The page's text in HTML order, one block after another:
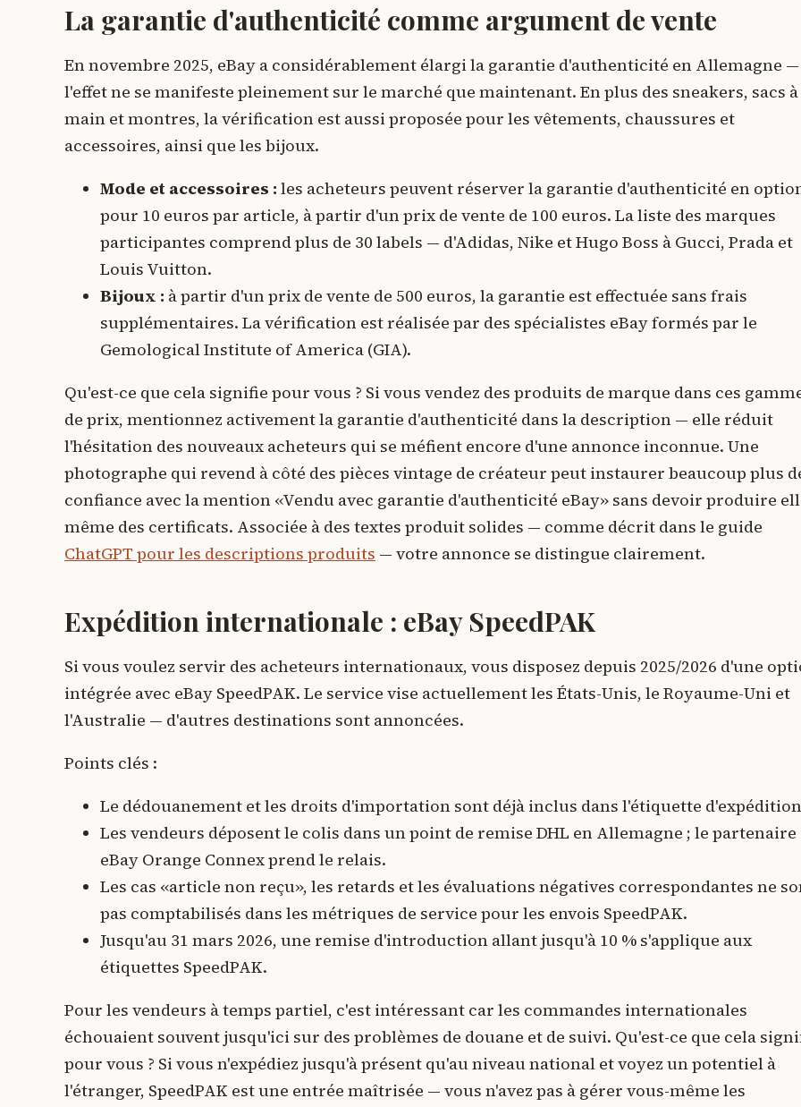
La garantie d'authenticité comme argument de vente
En novembre 2025, eBay a considérablement élargi la garantie d'authenticité en Allemagne
l'effet ne se manifeste pleinement sur le marché que maintenant. En plus des sneakers, sacs à
main et montres, la vérification est aussi proposée pour les vêtements, chaussures et
accessoires, ainsi que les bijoux.
Mode et accessoires : les acheteurs peuvent réserver la garantie d'authenticité en
pour 10 euros par article, à partir d'un prix de vente de 100 euros. La liste des marques
participantes comprend plus de 30 labels — d'Adidas, Nike et Hugo Boss à Gucci, Prada et
Louis Vuitton.
Bijoux : à partir d'un prix de vente de 500 euros, la garantie est effectuée sans frais
supplémentaires. La vérification est réalisée par des spécialistes eBay formés par le
Gemological Institute of America (GIA).
Qu'est-ce que cela signifie pour vous ? Si vous vendez des produits de marque dans ces
de prix, mentionnez activement la garantie d'authenticité dans la description — elle réduit
l'hésitation des nouveaux acheteurs qui se méfient encore d'une annonce inconnue. Une
photographe qui revend à côté des pièces vintage de créateur peut instaurer beaucoup plus
confiance avec la mention «Vendu avec garantie d'authenticité eBay» sans devoir produire
même des certificats. Associée à des textes produit solides — comme décrit dans le guide
ChatGPT pour les descriptions produits — votre annonce se distingue clairement.
Expédition internationale : eBay SpeedPAK
Si vous voulez servir des acheteurs internationaux, vous disposez depuis 2025/2026 d'une
intégrée avec eBay SpeedPAK. Le service vise actuellement les États-Unis, le Royaume-Uni et
l'Australie — d'autres destinations sont annoncées.
Points clés :
Le dédouanement et les droits d'importation sont déjà inclus dans l'étiquette
Les vendeurs déposent le colis dans un point de remise DHL en Allemagne ; le partenaire
eBay Orange Connex prend le relais.
Les cas «article non reçu», les retards et les évaluations négatives correspondantes ne
pas comptabilisés dans les métriques de service pour les envois SpeedPAK.
Jusqu'au 31 mars 2026, une remise d'introduction allant jusqu'à 10 % s'applique aux
étiquettes SpeedPAK.
Pour les vendeurs à temps partiel, c'est intéressant car les commandes internationales
échouaient souvent jusqu'ici sur des problèmes de douane et de suivi. Qu'est-ce que cela
pour vous ? Si vous n'expédiez jusqu'à présent qu'au niveau national et voyez un potentiel à
l'étranger, SpeedPAK est une entrée maîtrisée — vous n'avez pas à gérer vous-même les